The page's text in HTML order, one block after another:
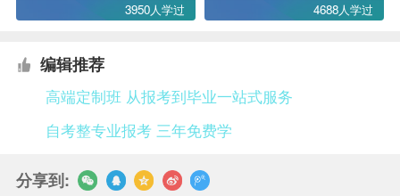
3950人学过 4688人学过
编辑推荐
高端定制班 从报考到毕业一站式服务
自考整专业报考 三年免费学
分享到: